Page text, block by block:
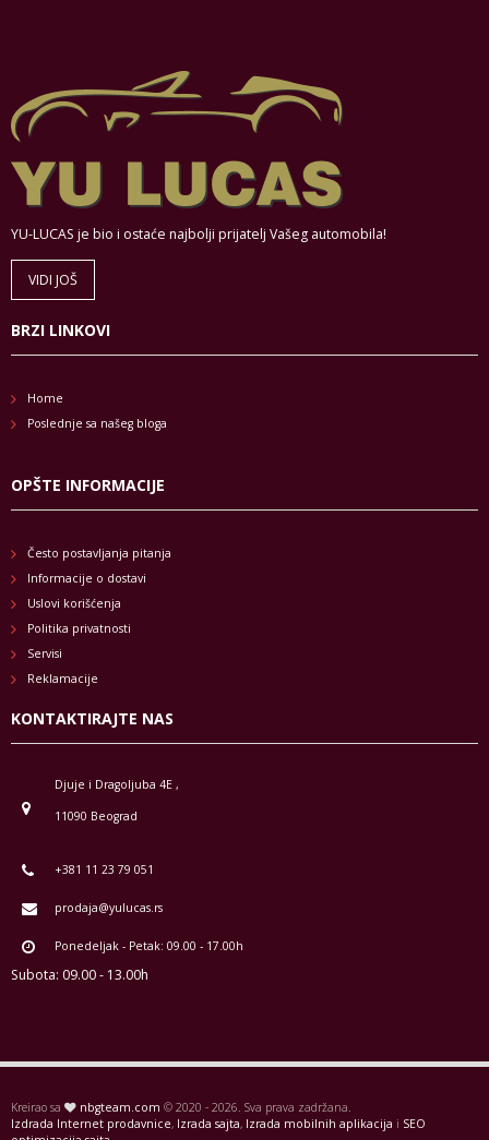
YU-LUCAS je bio i ostaće najbolji prijatelj Vašeg automobila!
VIDI JOŠ
BRZI LINKOVI
Home
Poslednje sa našeg bloga
OPŠTE INFORMACIJE
Često postavljanja pitanja
Informacije o dostavi
Uslovi korišćenja
Politika privatnosti
Servisi
Reklamacije
KONTAKTIRAJTE NAS
Djuje i Dragoljuba 4E ,
11090 Beograd
+381 11 23 79 051
prodaja@yulucas.rs
Ponedeljak - Petak: 09.00 - 17.00h
Subota: 09.00 - 13.00h
Kreirao sa nbgteam.com © 2020 - 2026. Sva prava zadržana.
Izdrada Internet prodavnice, Izrada sajta, Izrada mobilnih aplikacija i SEO